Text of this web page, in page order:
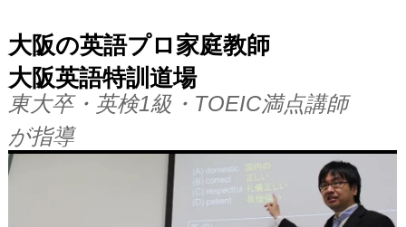
大阪の英語プロ家庭教師
大阪英語特訓道場
東大卒・英検1級・TOEIC満点講師
が指導